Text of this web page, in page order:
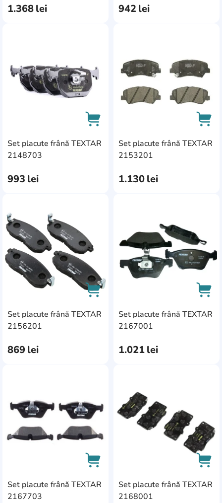
1.368lei 942lei
Set placute frână TEXTAR
2148703
993 lei
AddCardToCart
Set placute frână TEXTAR
2153201
1.130lei
Set placute frână TEXTAR
2156201
869 lei
AddCardToCart
Set placute frână TEXTAR
2167001
1.021lei
Set placute frână TEXTAR
2167703
AddCardToCart
Set placute frână TEXTAR
2168001